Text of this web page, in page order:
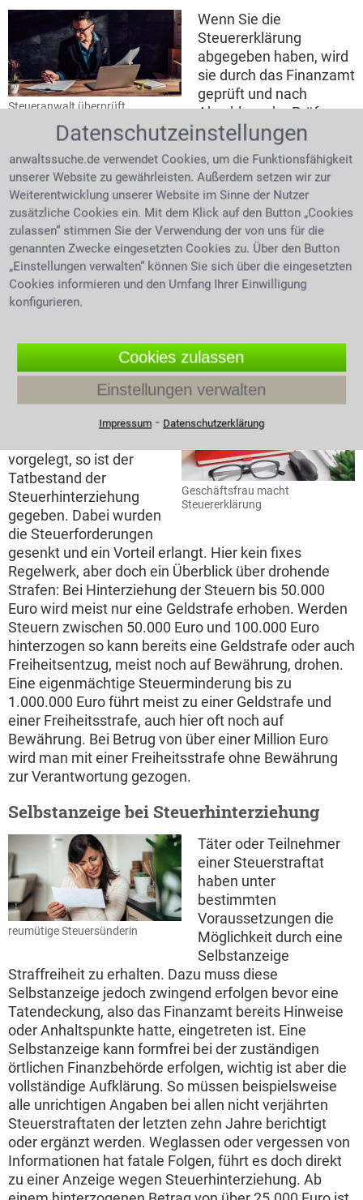
Steueranwalt überprüft
Wenn Sie die
Steuererklärung
abgegeben haben, wird
sie durch das Finanzamt
geprüft und nach
Abschluss der Prüfung
wird ein Steuerbescheid
zugestellt. Dieser gibt
Auskunft über zu viel oder zu wenig entrichtete
Steuer mit dem Hinweis der Rückerstattung oder der
Aufforderung zur Nachzahlung. Wie gegen jeden
amtlichen Bescheid sind auch gegen den
Steuerbescheid Rechtsmittel möglich, zunächst per
Einspruch, dann auf dem Wege einer Klage. Die Tiefe
des Steuerrechts ist nur schwer zu durchleuchten,
hier ist Fachwissen gefragt. Wenden Sie sich daher an
Steuerhinterziehung
Geschäftsfrau macht
Steuererklärung
Wurden dem Finanzamt
unrichtige oder
vorgelegt, so ist der
Tatbestand der
Steuerhinterziehung
gegeben. Dabei wurden
die Steuerforderungen
gesenkt und ein Vorteil erlangt. Hier kein fixes
Regelwerk, aber doch ein Überblick über drohende
Strafen: Bei Hinterziehung der Steuern bis 50.000
Euro wird meist nur eine Geldstrafe erhoben. Werden
Steuern zwischen 50.000 Euro und 100.000 Euro
hinterzogen so kann bereits eine Geldstrafe oder auch
Freiheitsentzug, meist noch auf Bewährung, drohen.
Eine eigenmächtige Steuerminderung bis zu
1.000.000 Euro führt meist zu einer Geldstrafe und
einer Freiheitsstrafe, auch hier oft noch auf
Bewährung. Bei Betrug von über einer Million Euro
wird man mit einer Freiheitsstrafe ohne Bewährung
zur Verantwortung gezogen.
Selbstanzeige bei Steuerhinterziehung
reumütige Steuersünderin
Täter oder Teilnehmer
einer Steuerstraftat
haben unter
bestimmten
Voraussetzungen die
Möglichkeit durch eine
Selbstanzeige
Straffreiheit zu erhalten. Dazu muss diese
Selbstanzeige jedoch zwingend erfolgen bevor eine
Tatendeckung, also das Finanzamt bereits Hinweise
oder Anhaltspunkte hatte, eingetreten ist. Eine
Selbstanzeige kann formfrei bei der zuständigen
örtlichen Finanzbehörde erfolgen, wichtig ist aber die
vollständige Aufklärung. So müssen beispielsweise
alle unrichtigen Angaben bei allen nicht verjährten
Steuerstraftaten der letzten zehn Jahre berichtigt
oder ergänzt werden. Weglassen oder vergessen von
Informationen hat fatale Folgen, führt es doch direkt
zu einer Anzeige wegen Steuerhinterziehung. Ab
Datenschutzeinstellungen
anwaltssuche.de verwendet Cookies, um die Funktionsfähigkeit
unserer Website zu gewährleisten. Außerdem setzen wir zur
Weiterentwicklung unserer Website im Sinne der Nutzer
zusätzliche Cookies ein. Mit dem Klick auf den Button „Cookies
zulassen“ stimmen Sie der Verwendung der von uns für die
genannten Zwecke eingesetzten Cookies zu. Über den Button
„Einstellungen verwalten“ können Sie sich über die eingesetzten
Cookies informieren und den Umfang Ihrer Einwilligung
konfigurieren.
Cookies zulassen
Einstellungen verwalten
Impressum⁃ Datenschutzerklärung